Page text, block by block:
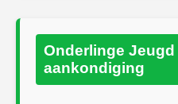
Onderlinge
aankondiging